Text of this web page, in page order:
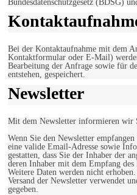
Bundesdatenschutzgesetz (BDSG)
Bei der Kontaktaufnahme mit dem
Kontaktformular oder E-Mail)
Bearbeitung der Anfrage sowie für
entstehen, gespeichert.
Newsletter
Mit dem Newsletter informieren wir
Wenn Sie den Newsletter
eine valide Email-Adresse sowie
gestatten, dass Sie der Inhaber der
deren Inhaber mit dem Empfang des
Weitere Daten werden nicht
Versand der Newsletter verwendet
gegeben.